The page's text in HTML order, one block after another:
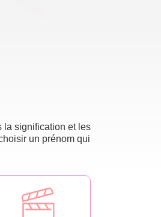
la signification et les
un prénom qui